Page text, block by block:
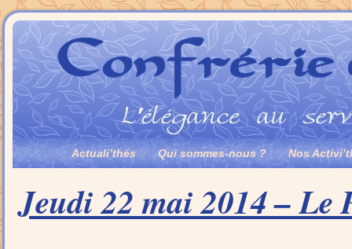
Actuali’thés Qui sommes-nous ? Nos
Jeudi 22 mai 2014 – Le